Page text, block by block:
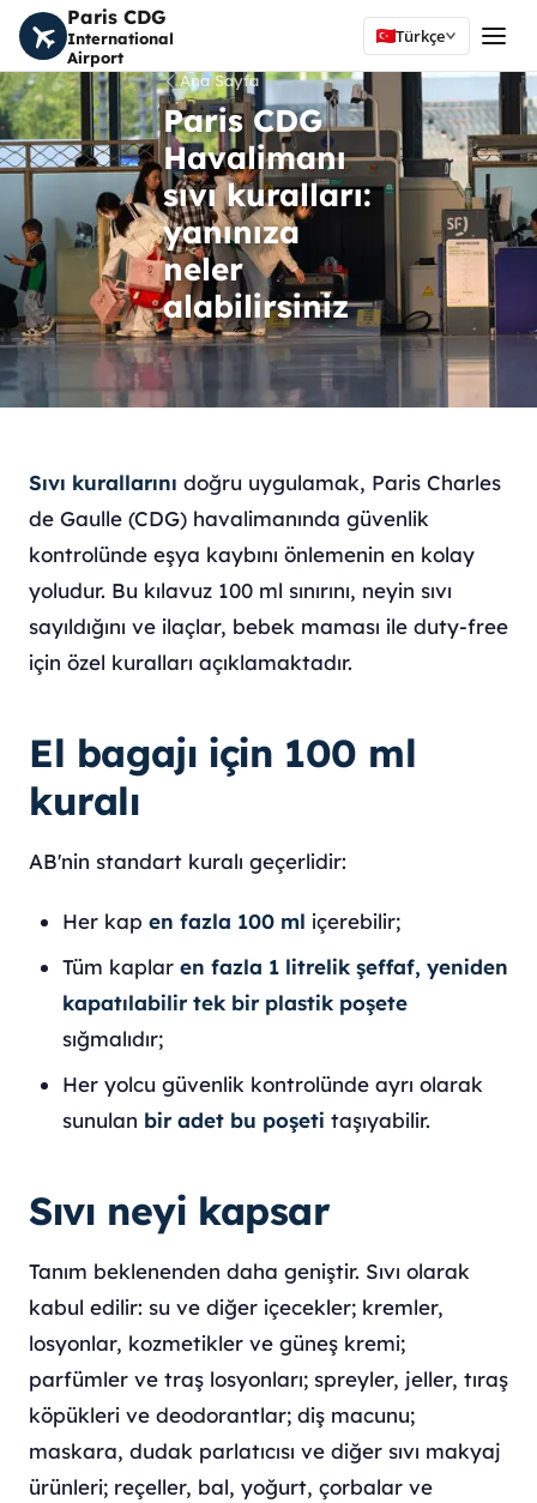
Paris CDG
International
Airport
Türkçe
Ana Sayfa
Paris CDG
Havalimanı
sıvı kuralları:
yanınıza
neler
alabilirsiniz
Sıvı kurallarını doğru uygulamak, Paris Charles
de Gaulle (CDG) havalimanında güvenlik
kontrolünde eşya kaybını önlemenin en kolay
yoludur. Bu kılavuz 100 ml sınırını, neyin sıvı
sayıldığını ve ilaçlar, bebek maması ile duty-free
için özel kuralları açıklamaktadır.
El bagajı için 100 ml
kuralı
AB'nin standart kuralı geçerlidir:
Her kap en fazla 100 ml içerebilir;
Tüm kaplar en fazla 1 litrelik şeffaf, yeniden
kapatılabilir tek bir plastik poşete
sığmalıdır;
Her yolcu güvenlik kontrolünde ayrı olarak
sunulan bir adet bu poşeti taşıyabilir.
Sıvı neyi kapsar
Tanım beklenenden daha geniştir. Sıvı olarak
kabul edilir: su ve diğer içecekler; kremler,
losyonlar, kozmetikler ve güneş kremi;
parfümler ve traş losyonları; spreyler, jeller, tıraş
köpükleri ve deodorantlar; diş macunu;
maskara, dudak parlatıcısı ve diğer sıvı makyaj
ürünleri; reçeller, bal, yoğurt, çorbalar ve